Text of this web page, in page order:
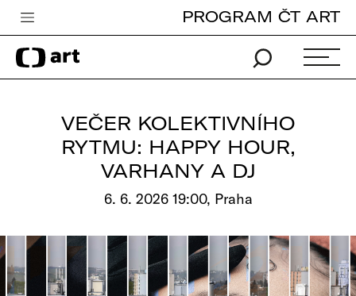
Česká televize
Zpravodajství
edu
Vše o ČT
PROGRAM ČT ART
VEČER KOLEKTIVNÍHO
RYTMU: HAPPY HOUR,
VARHANY A DJ
6. 6. 2026 19:00, Praha